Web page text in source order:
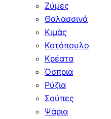
Ζύμες
Θαλασσινά
Κιμάς
Κοτόπουλο
Κρέατα
Όσπρια
Ρύζια
Σούπες
Ψάρια